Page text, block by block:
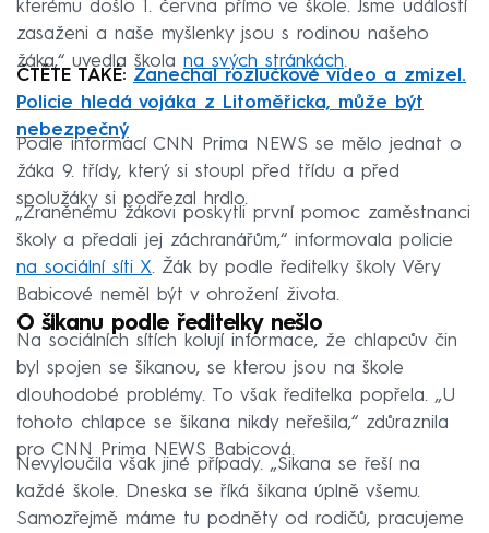
kterému došlo 1. června přímo ve škole. Jsme událostí
zasaženi a naše myšlenky jsou s rodinou našeho
žáka,“ uvedla škola na svých stránkách.
ČTĚTE TAKÉ: Zanechal rozlučkové video a zmizel.
Policie hledá vojáka z Litoměřicka, může být
nebezpečný
Podle informací CNN Prima NEWS se mělo jednat o
žáka 9. třídy, který si stoupl před třídu a před
spolužáky si podřezal hrdlo.
„Zraněnému žákovi poskytli první pomoc zaměstnanci
školy a předali jej záchranářům,“ informovala policie
na sociální síti X. Žák by podle ředitelky školy Věry
Babicové neměl být v ohrožení života.
O šikanu podle ředitelky nešlo
Na sociálních sítích kolují informace, že chlapcův čin
byl spojen se šikanou, se kterou jsou na škole
dlouhodobé problémy. To však ředitelka popřela. „U
tohoto chlapce se šikana nikdy neřešila,“ zdůraznila
pro CNN Prima NEWS Babicová.
Nevyloučila však jiné případy. „Šikana se řeší na
každé škole. Dneska se říká šikana úplně všemu.
Samozřejmě máme tu podněty od rodičů, pracujeme